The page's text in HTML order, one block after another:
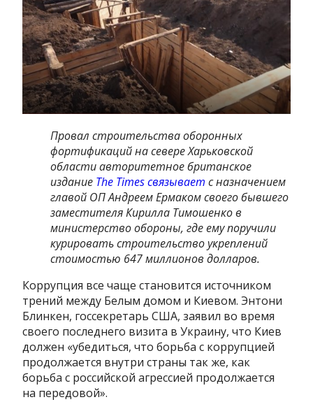
Провал строительства оборонных
фортификаций на севере Харьковской
области авторитетное британское
издание The Times связывает с назначением
главой ОП Андреем Ермаком своего бывшего
заместителя Кирилла Тимошенко в
министерство обороны, где ему поручили
курировать строительство укреплений
стоимостью 647 миллионов долларов.
Коррупция все чаще становится источником
трений между Белым домом и Киевом. Энтони
Блинкен, госсекретарь США, заявил во время
своего последнего визита в Украину, что Киев
должен «убедиться, что борьба с коррупцией
продолжается внутри страны так же, как
борьба с российской агрессией продолжается
на передовой».